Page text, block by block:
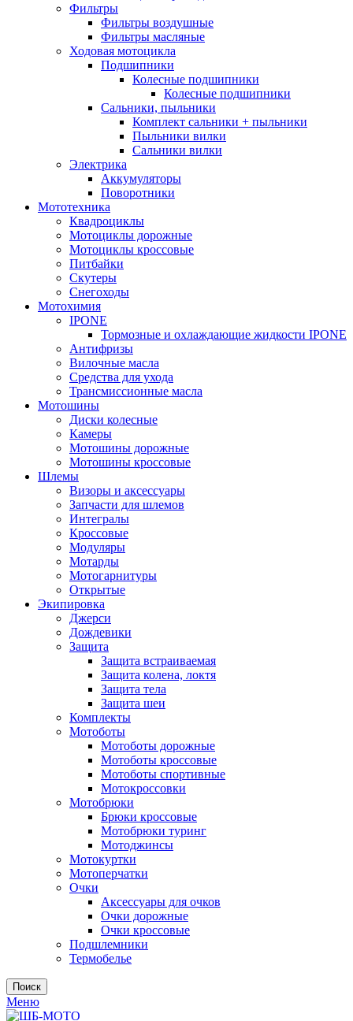
Фильтры
Фильтры воздушные
Фильтры масляные
Ходовая мотоцикла
Подшипники
Колесные подшипники
Колесные подшипники
Сальники, пыльники
Комплект сальники + пыльники
Пыльники вилки
Сальники вилки
Электрика
Аккумуляторы
Поворотники
Мототехника
Квадроциклы
Мотоциклы дорожные
Мотоциклы кроссовые
Питбайки
Скутеры
Снегоходы
Мотохимия
IPONE
Тормозные и охлаждающие жидкости IPONE
Антифризы
Вилочные масла
Средства для ухода
Трансмиссионные масла
Мотошины
Диски колесные
Камеры
Мотошины дорожные
Мотошины кроссовые
Шлемы
Визоры и аксессуары
Запчасти для шлемов
Интегралы
Кроссовые
Модуляры
Мотарды
Мотогарнитуры
Открытые
Экипировка
Джерси
Дождевики
Защита
Защита встраиваемая
Защита колена, локтя
Защита тела
Защита шеи
Комплекты
Мотоботы
Мотоботы дорожные
Мотоботы кроссовые
Мотоботы спортивные
Мотокроссовки
Мотобрюки
Брюки кроссовые
Мотобрюки туринг
Мотоджинсы
Мотокуртки
Мотоперчатки
Очки
Аксессуары для очков
Очки дорожные
Очки кроссовые
Подшлемники
Термобелье
Поиск
Меню